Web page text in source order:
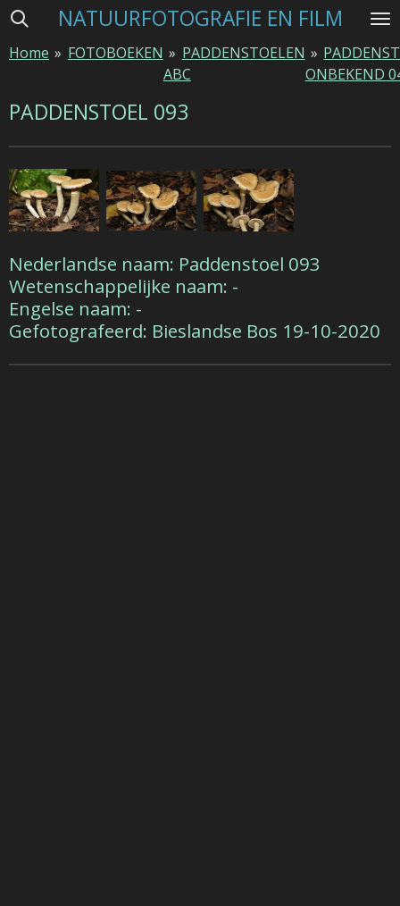
Ga
naar
hoofdinhoud
NATUURFOTOGRAFIE EN FILM
Home » FOTOBOEKEN » PADDENSTOELEN
ABC
»
ONBEKEND
PADDENSTOEL 093
Nederlandse naam: Paddenstoel 093
Wetenschappelijke naam: -
Engelse naam: -
Gefotografeerd: Bieslandse Bos 19-10-2020